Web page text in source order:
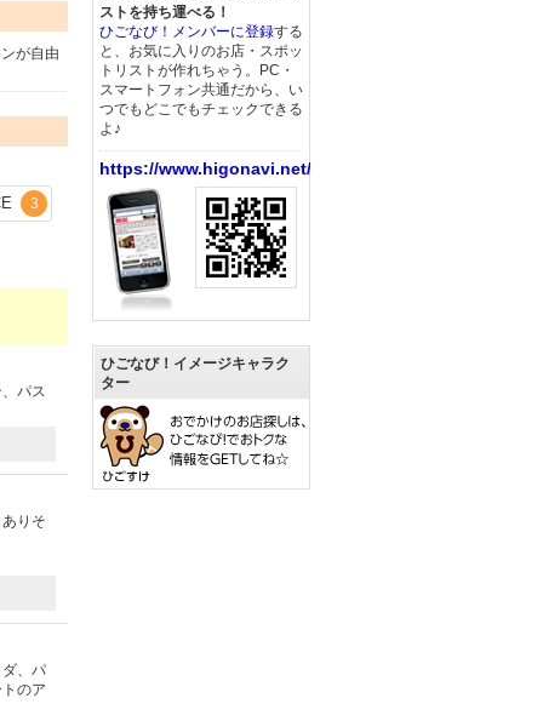
が自由
3
パス
りそ
、パ
のア
ストを持ち運べる！
ひごなび！メンバーに登録する
と、お気に入りのお店・スポッ
トリストが作れちゃう。PC・
スマートフォン共通だから、い
つでもどこでもチェックできる
よ♪
https://www.higonavi.net/
ひごなび！イメージキャラク
ター